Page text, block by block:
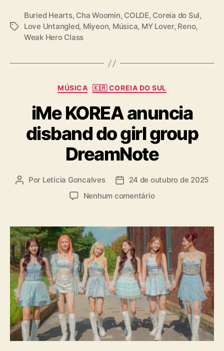
o
v
m
T
Buried Hearts, Cha Woomin, COLDE, Coreia do Sul,
Love Untangled, Miyeon, Música, MY Lover, Reno,
Weak Hero Class
C
t
e
g
o
r
i
a
s
MÚSICA 🇰🇷 COREIA DO SUL
iMe KOREA anuncia
disband do girl group
DreamNote
A
r
d
o
p
o
s
t
Por Leticia Goncalves
D
d
e
p
u
b
l
i
c
a
ç
ã
24 de outubro de 2025
Nenhum comentárioe
M
e
K
O
R
E
A
a
n
u
n